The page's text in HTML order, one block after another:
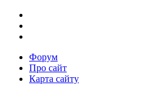
Форум
Про сайт
Карта сайту